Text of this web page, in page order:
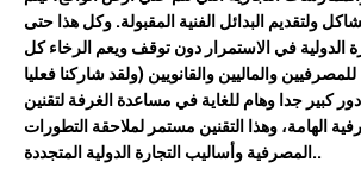
ولتقديمالبدائلالفنيةالمقبولة.وكلهذاحتى
الدوليةفيالاستمرار دونتوقفويعمالرخاءكل
للمصرفيينوالماليينوالقانويين (ولقد شاركنا فعليا
دور كبير جدا وهام للغاية في مساعدة الغرفةلتقنين
الهامة، وهذا التقنين مستمر لملاحقة التطورات
المصرفية وأساليب التجارة الدولية المتجددة..